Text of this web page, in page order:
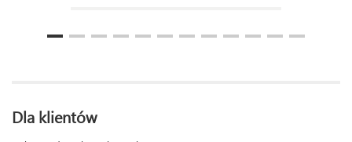
Dla klientów